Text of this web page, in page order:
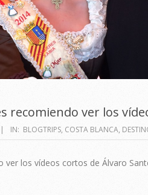
recomiendo ver los
IN: BLOGTRIPS, COSTA BLANCA,
ver los vídeos cortos de Álvaro